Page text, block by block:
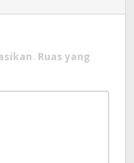
Ruas yang